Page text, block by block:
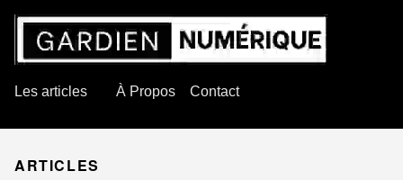
Les articles À Propos Contact
ARTICLES